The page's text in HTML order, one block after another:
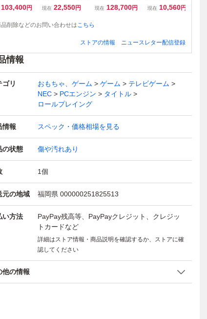
じ ドラゴン
ドラ
103,400円
こりさん デイジー
00セット限定BOX
現在 22,550円
V09961／ツイー
現在 128,700円
ト ゴルゴ13 (Blu-r
現在 10,560円
削除などのお問い合わせはこちら
ストアの情報 ニュースレター配信登録
情報
ゴリ おもちゃ、ゲーム ゲーム
テレビゲーム
NEC
PCエンジン
タイトル
ロールプレイング
情報 スペック・価格相場を見る
の状態 傷や汚れあり
1個
元の地域 福岡県 000000251825513
い方法
PayPay残高等、PayPayクレジット、クレジッ
トカードなど
詳細はストア情報・商品説明を確認するか、ストアに確
認してください
他の情報